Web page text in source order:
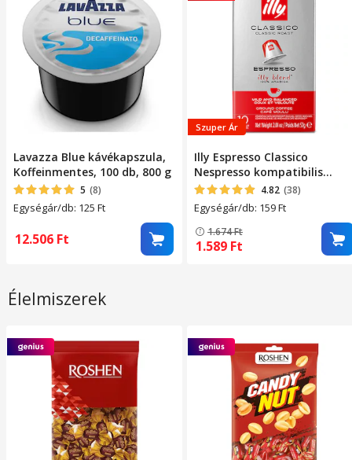
Lavazza Blue kávékapszula,
Koffeinmentes, 100 db, 800 g
5 (8)
Egységár/db: 125 Ft
12.506 Ft
Szuper Ár
Illy Espresso Classico
Nespresso kompatibilis
kávékapszula, 10 db, 57 g
4.82 (38)
Egységár/db: 159Ft
1.674Ft
1.589 Ft
Élelmiszerek